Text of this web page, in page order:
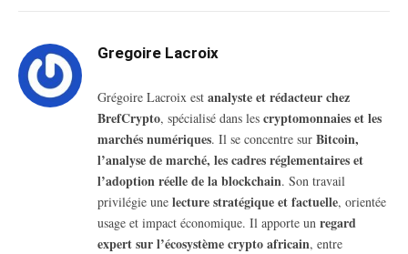
Gregoire Lacroix
Grégoire Lacroix est analyste et rédacteur chez
BrefCrypto, spécialisé dans les cryptomonnaies et les
marchés numériques. Il se concentre sur Bitcoin,
l’analyse de marché, les cadres réglementaires et
l’adoption réelle de la blockchain. Son travail
privilégie une lecture stratégique et factuelle, orientée
usage et impact économique. Il apporte un regard
expert sur l’écosystème crypto africain, entre